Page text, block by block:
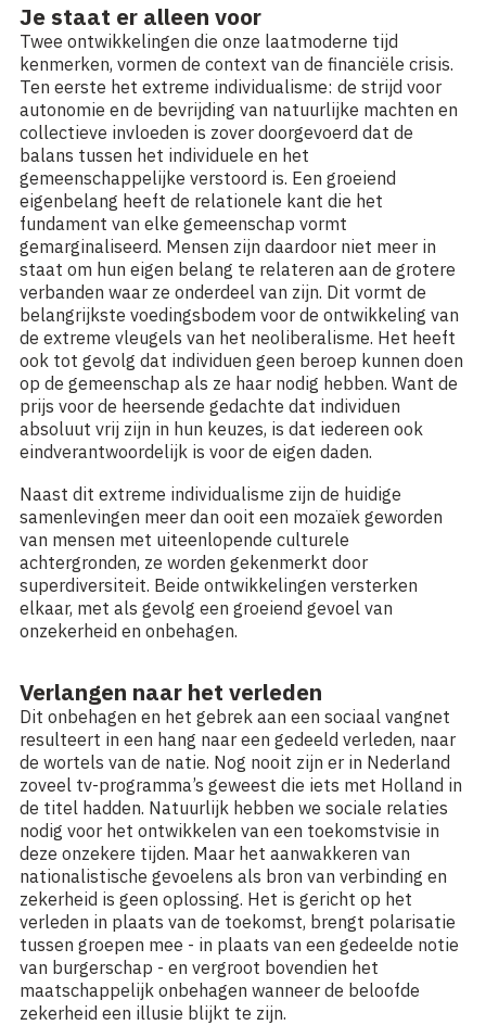
Je staat er alleen voor
Twee ontwikkelingen die onze laatmoderne tijd
kenmerken, vormen de context van de financiële crisis.
Ten eerste het extreme individualisme: de strijd voor
autonomie en de bevrijding van natuurlijke machten en
collectieve invloeden is zover doorgevoerd dat de
balans tussen het individuele en het
gemeenschappelijke verstoord is. Een groeiend
eigenbelang heeft de relationele kant die het
fundament van elke gemeenschap vormt
gemarginaliseerd. Mensen zijn daardoor niet meer in
staat om hun eigen belang te relateren aan de grotere
verbanden waar ze onderdeel van zijn. Dit vormt de
belangrijkste voedingsbodem voor de ontwikkeling van
de extreme vleugels van het neoliberalisme. Het heeft
ook tot gevolg dat individuen geen beroep kunnen doen
op de gemeenschap als ze haar nodig hebben. Want de
prijs voor de heersende gedachte dat individuen
absoluut vrij zijn in hun keuzes, is dat iedereen ook
eindverantwoordelijk is voor de eigen daden.
Naast dit extreme individualisme zijn de huidige
samenlevingen meer dan ooit een mozaïek geworden
van mensen met uiteenlopende culturele
achtergronden, ze worden gekenmerkt door
superdiversiteit. Beide ontwikkelingen versterken
elkaar, met als gevolg een groeiend gevoel van
onzekerheid en onbehagen.
Verlangen naar het verleden
Dit onbehagen en het gebrek aan een sociaal vangnet
resulteert in een hang naar een gedeeld verleden, naar
de wortels van de natie. Nog nooit zijn er in Nederland
zoveel tv-programma’s geweest die iets met Holland in
de titel hadden. Natuurlijk hebben we sociale relaties
nodig voor het ontwikkelen van een toekomstvisie in
deze onzekere tijden. Maar het aanwakkeren van
nationalistische gevoelens als bron van verbinding en
zekerheid is geen oplossing. Het is gericht op het
verleden in plaats van de toekomst, brengt polarisatie
tussen groepen mee - in plaats van een gedeelde notie
van burgerschap - en vergroot bovendien het
maatschappelijk onbehagen wanneer de beloofde
zekerheid een illusie blijkt te zijn.